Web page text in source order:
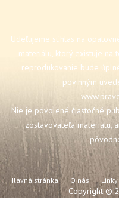
Udeľujeme súhlas na
materiálu, ktorý existuje na
reprodukovanie bude
povinným
Nie je povolené čiastočné
zostavovateľa materiálu,
Hlavná stránka O nás Linky
Copyright ©